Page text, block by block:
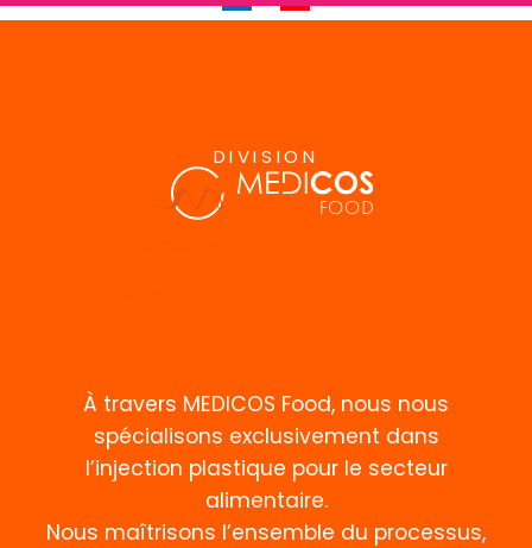
DIVISION
À travers MEDICOS Food, nous nous
spécialisons exclusivement dans
l’injection plastique pour le secteur
alimentaire.
Nous maîtrisons l’ensemble du processus,